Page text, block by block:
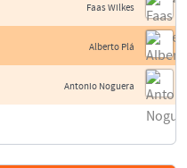
Faas Wilkes
Alberto Plá
Antonio Noguera